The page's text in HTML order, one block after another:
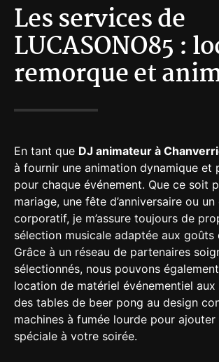
Les services de
LUCASONO85 :
remorque et
En tant que DJ animateur à
à fournir une animation dynamique et
pour chaque événement. Que ce soit
mariage, une fête d’anniversaire ou
corporatif, je m’assure toujours de
sélection musicale adaptée aux goûts
Grâce à un réseau de partenaires
sélectionnés, nous pouvons
location de matériel événementiel aux
des tables de beer pong au design
machines à fumée lourde pour
spéciale à votre soirée.